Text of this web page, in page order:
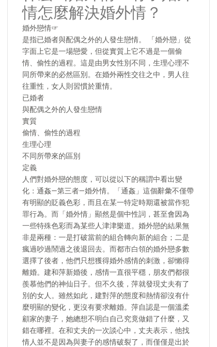
情怎麼解決婚外情？
婚外戀情☞
是指已婚者與配偶之外的人發生戀情。 「婚外戀」從
字面上它是一場戀愛，但從實質上它不過是一個偷
情、偷性的過程。這是由男女性別不同，生理心理不
同所帶來的必然區別。在婚外兩性交往之中，男人往
往重性，女人則習慣於重情。
已婚者
與配偶之外的人發生戀情
實質
偷情、偷性的過程
生理心理
不同所帶來的區別
定義
人們對婚外戀的態度，可以從以下的稱謂中看出變
化：通姦—第三者—婚外情。「通姦」這個辭彙不僅帶
有明顯的貶義色彩，而且在某一特定時期還被當作犯
罪行為。而「婚外情」顯然是個中性詞，甚至會因為
一些特殊色彩而為某些人津津樂道。婚外戀的結果無
非是兩種：一是打破當前的組合轉向新的組合；二是
瘋過吵過鬧過之後退回去。而都市白領的婚外戀多數
選擇了後者，他們只想獲得婚外感情的刺激，卻懶得
離婚。建和萍新婚後，感情一直很平穩，朋友們都很
羨慕他們的神仙日子。但不久後，萍就發現丈夫有了
別的女人。雖然如此，建對萍的態度和熱情卻沒有什
麼明顯的變化，更沒有要求離婚。萍自認是一個溫柔
顧家的妻子，她總想不明白自己究竟做錯了什麼，又
錯在哪裡。在和丈夫的一次談心中，丈夫表示，他找
情人並不是因為與妻子的感情破裂了，而僅僅是出於